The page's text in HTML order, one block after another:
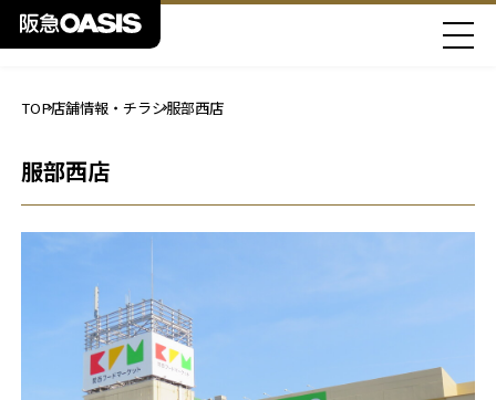
TOP店舗情報・チラシ服部西店
服部西店